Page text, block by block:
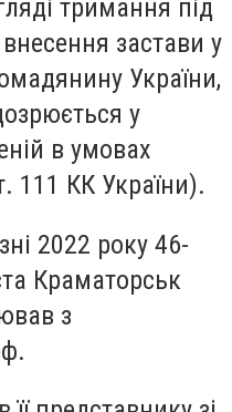
тримання під
застави у
України,
у
в умовах
111 КК України).
2022 року 46-
Краматорськ
з